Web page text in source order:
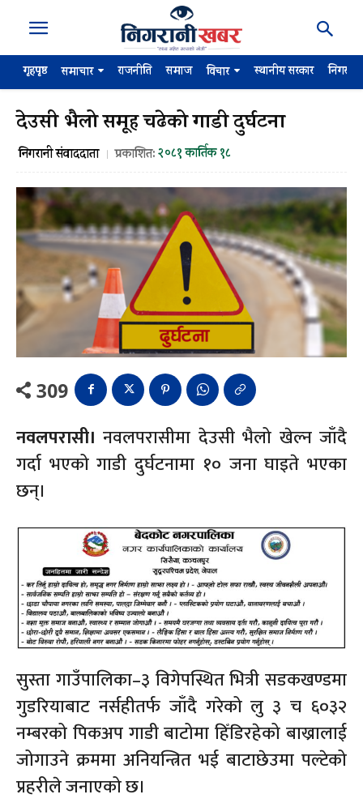
गृहपृष्ठ समाचार राजनीति समाज विचार स्थानीय सरकार
देउसी भैलो समूह चढेको गाडी दुर्घटना
निगरानी संवाददाता प्रकाशित:२०८१ कार्तिक १८
309
नवलपरासी। नवलपरासीमा देउसी भैलो खेल्न जाँदै
गर्दा भएको गाडी दुर्घटनामा १० जना घाइते भएका
छन्।
सुस्ता गाउँपालिका–३ विगेपस्थित भित्री सडकखण्डमा
गुडरियाबाट नर्सहीतर्फ जाँदै गरेको लु ३ च ६०३२
नम्बरको पिकअप गाडी बाटोमा हिँडिरहेको बाख्रालाई
जोगाउने क्रममा अनियन्त्रित भई बाटाछेउमा पल्टेको
प्रहरीले जनाएको छ।